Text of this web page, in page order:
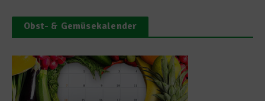
Obst- & Gemüsekalender